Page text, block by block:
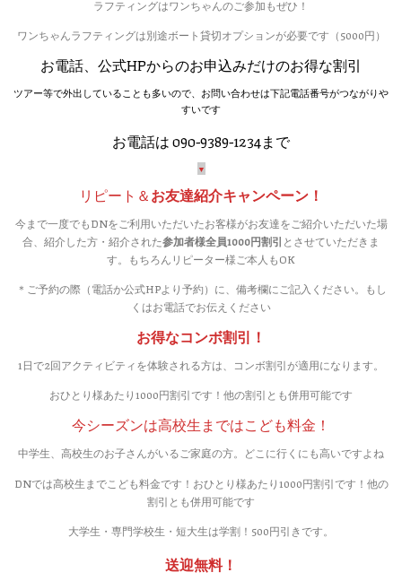
ラフティングはワンちゃんのご参加もぜひ！
ワンちゃんラフティングは別途ボート貸切オプションが必要です（5000円）
お電話、公式HPからのお申込みだけのお得な割引
ツアー等で外出していることも多いので、お問い合わせは下記電話番号がつながりや
すいです
お電話は 090-9389-1234まで
▼
リピート＆お友達紹介キャンペーン！
今まで一度でもDNをご利用いただいたお客様がお友達をご紹介いただいた場
合、紹介した方・紹介された参加者様全員1000円割引 とさせていただきま
す。もちろんリピーター様ご本人もOK
＊ご予約の際（電話か公式HPより予約）に、備考欄にご記入ください。もし
くはお電話でお伝えください
お得なコンボ割引！
1日で2回アクティビティを体験される方は、コンボ割引が適用になります。
おひとり様あたり1000円割引です！他の割引とも併用可能です
今シーズンは高校生まではこども料金！
中学生、高校生のお子さんがいるご家庭の方。どこに行くにも高いですよね
DNでは高校生までこども料金です！おひとり様あたり1000円割引です！他の
割引とも併用可能です
大学生・専門学校生・短大生は学割！500円引きです。
送迎無料！